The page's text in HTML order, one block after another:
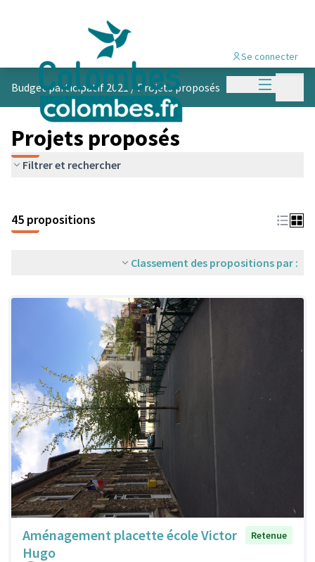
Menu
Se connecter
Budget participatif 2021 /Projets proposés
Projets proposés
Filtrer et rechercher
45 propositions
Classement des propositions par :
Aménagement placette école Victor
Hugo
Retenue